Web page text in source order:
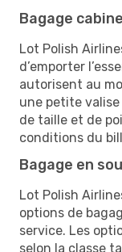
Bagage cabine
Lot Polish
d’emporter
autorisent au
une petite
de taille et de
conditions du
Bagage en
Lot Polish
options de
service. Les
selon la classe